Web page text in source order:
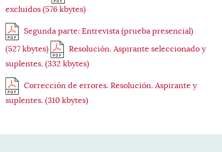
excluidos (576 kbytes)
Segunda parte: Entrevista (prueba presencial)
(527 kbytes)
Resolución. Aspirante seleccionado y
suplentes. (332 kbytes)
Corrección de errores. Resolución. Aspirante y
suplentes. (310 kbytes)